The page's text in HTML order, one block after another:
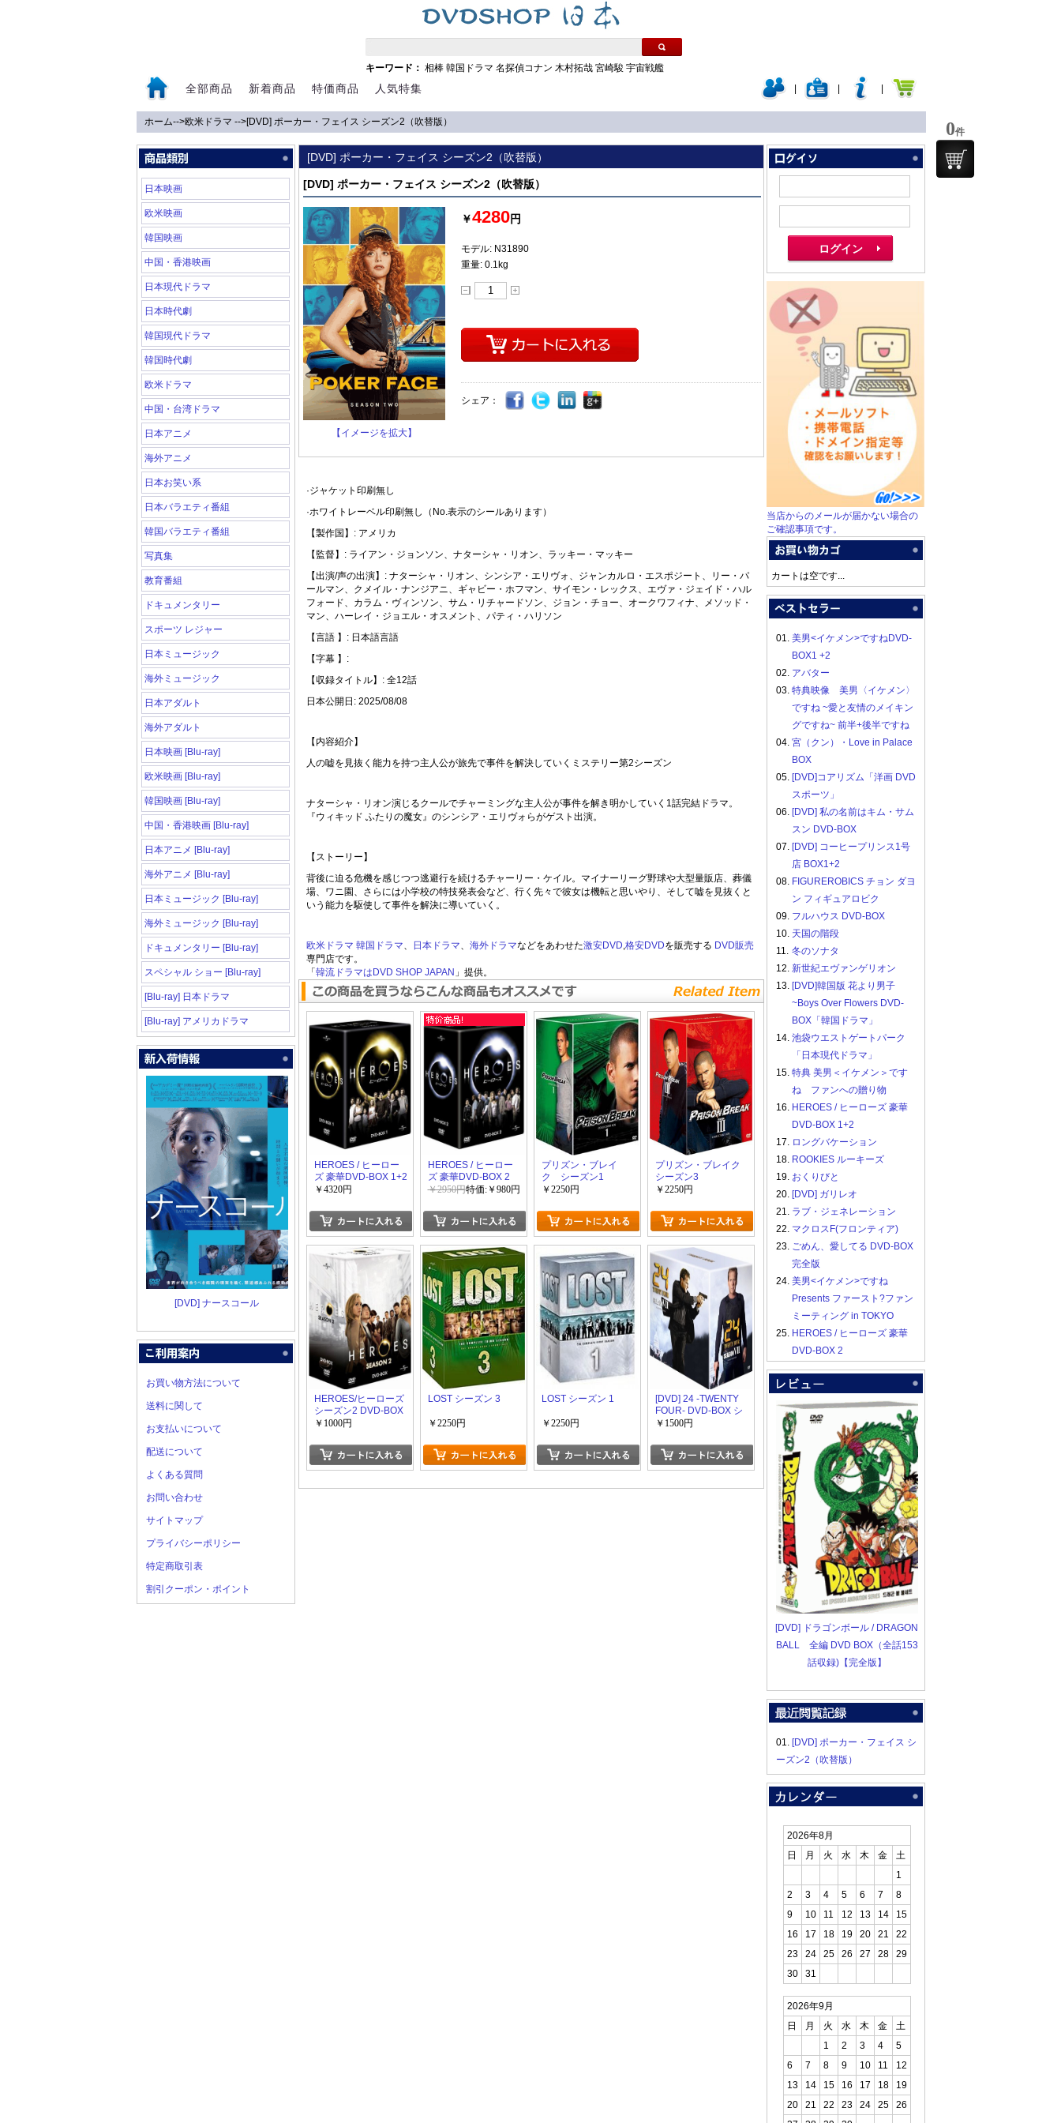
キーワード： 相棒 韓国ドラマ 名探偵コナン 木村拓哉 宮崎駿 宇宙戦艦
全部商品 新着商品 特価商品 人気特集
ホーム-->欧米ドラマ -->[DVD] ポーカー・フェイス シーズン2（吹替版）
日本映画
欧米映画
韓国映画
中国・香港映画
日本現代ドラマ
日本時代劇
韓国現代ドラマ
韓国時代劇
欧米ドラマ
中国・台湾ドラマ
日本アニメ
海外アニメ
日本お笑い系
日本バラエティ番組
韓国バラエティ番組
写真集
教育番組
ドキュメンタリー
スポーツ レジャー
日本ミュージック
海外ミュージック
日本アダルト
海外アダルト
日本映画 [Blu-ray]
欧米映画 [Blu-ray]
韓国映画 [Blu-ray]
中国・香港映画 [Blu-ray]
日本アニメ [Blu-ray]
海外アニメ [Blu-ray]
日本ミュージック [Blu-ray]
海外ミュージック [Blu-ray]
ドキュメンタリー [Blu-ray]
スペシャル ショー [Blu-ray]
[Blu-ray] 日本ドラマ
[Blu-ray] アメリカドラマ
[DVD] ナースコール
お買い物方法について
送料に関して
お支払いについて
配送について
よくある質問
お問い合わせ
サイトマップ
プライバシーポリシー
特定商取引表
割引クーポン・ポイント
[DVD] ポーカー・フェイス シーズン2（吹替版）
[DVD] ポーカー・フェイス シーズン2（吹替版）
【イメージを拡大】
￥4280円
モデル: N31890
重量: 0.1kg
シェア：
·ジャケット印刷無し
·ホワイトレーベル印刷無し（No.表示のシールあります）
【製作国】: アメリカ
【監督】: ライアン・ジョンソン、ナターシャ・リオン、ラッキー・マッキー
【出演/声の出演】: ナターシャ・リオン、シンシア・エリヴォ、ジャンカルロ・エスポジート、リー・パ
ールマン、クメイル・ナンジアニ、ギャビー・ホフマン、サイモン・レックス、エヴァ・ジェイド・ハル
フォード、カラム・ヴィンソン、サム・リチャードソン、ジョン・チョー、オークワフィナ、メソッド・
マン、ハーレイ・ジョエル・オスメント、パティ・ハリソン
【言語 】: 日本語言語
【字幕 】:
【収録タイトル】: 全12話
日本公開日: 2025/08/08
【内容紹介】
人の嘘を見抜く能力を持つ主人公が旅先で事件を解決していくミステリー第2シーズン
ナターシャ・リオン演じるクールでチャーミングな主人公が事件を解き明かしていく1話完結ドラマ。
『ウィキッド ふたりの魔女』のシンシア・エリヴォらがゲスト出演。
【ストーリー】
背後に迫る危機を感じつつ逃避行を続けるチャーリー・ケイル。マイナーリーグ野球や大型量販店、葬儀
場、ワニ園、さらには小学校の特技発表会など、行く先々で彼女は機転と思いやり、そして嘘を見抜くと
いう能力を駆使して事件を解決に導いていく。
欧米ドラマ 韓国ドラマ、 日本ドラマ、 海外ドラマなどをあわせた激安DVD,格安DVDを販売する DVD販売
専門店です。
「 韓流ドラマはDVD SHOP JAPAN 」提供。
HEROES / ヒーロー
ズ 豪華DVD-BOX 1+2
￥4320円
HEROES / ヒーロー
ズ 豪華DVD-BOX 2
￥2950円特価:￥980円
プリズン・ブレイ
ク シーズン1
￥2250円
プリズン・ブレイク
シーズン3
￥2250円
HEROES/ヒーローズ
シーズン2 DVD-BOX
￥1000円
LOST シーズン 3
￥2250円
LOST シーズン 1
￥2250円
[DVD] 24 -TWENTY
FOUR- DVD-BOX シ
ーズン7
￥1500円
当店からのメールが届かない場合の
ご確認事項です。
カートは空です...
01. 美男<イケメン>ですねDVD-
BOX1 +2
02. アバター
03. 特典映像 美男〈イケメン〉
ですね ~愛と友情のメイキン
グですね~ 前半+後半ですね
04. 宮（クン）・Love in Palace
BOX
05. [DVD]コアリズム「洋画 DVD
スポーツ」
06. [DVD] 私の名前はキム・サム
スン DVD-BOX
07. [DVD] コーヒープリンス1号
店 BOX1+2
08. FIGUREROBICS チョン ダヨ
ン フィギュアロビク
09. フルハウス DVD-BOX
10. 天国の階段
11. 冬のソナタ
12. 新世紀エヴァンゲリオン
13. [DVD]韓国版 花より男子
~Boys Over Flowers DVD-
BOX「韓国ドラマ」
14. 池袋ウエストゲートパーク
「日本現代ドラマ」
15. 特典 美男＜イケメン＞です
ね ファンへの贈り物
16. HEROES / ヒーローズ 豪華
DVD-BOX 1+2
17. ロングバケーション
18. ROOKIES ルーキーズ
19. おくりびと
20. [DVD] ガリレオ
21. ラブ・ジェネレーション
22. マクロスF(フロンティア)
23. ごめん、愛してる DVD-BOX
完全版
24. 美男<イケメン>ですね
Presents ファースト?ファン
ミーティング in TOKYO
25. HEROES / ヒーローズ 豪華
DVD-BOX 2
[DVD] ドラゴンボール / DRAGON
BALL 全編 DVD BOX（全話153
話収録)【完全版】
01. [DVD] ポーカー・フェイス シ
ーズン2（吹替版）
2026年8月
日
月 火 水 木 金
土
1
2
3 4 5 6 7
8
9
10 11 12 13 14
15
16
17 18 19 20 21
22
23
24 25 26 27 28
29
30
31
2026年9月
日
月 火 水 木 金
土
1
2 3 4
5
6
7 8 9 10 11
12
13
14 15 16 17 18
19
20
21 22 23 24 25
26
0件
0